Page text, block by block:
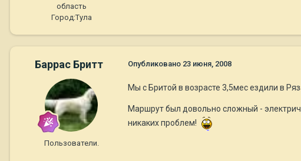
область
Город:Тула
Баррас Бритт
Пользователи.
Опубликовано 23 июня, 2008
Мы с Бритой в возрасте 3,5мес ездили в
Маршрут был довольно сложный -
никаких проблем!